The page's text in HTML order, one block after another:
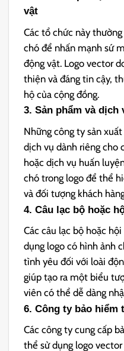
vật
Các tổ chức này
chó để nhấn mạnh sứ
động vật. Logo vector
thiện và đáng tin cậy,
hộ của cộng đồng.
3. Sản phẩm và dịch
Những công ty sản
dịch vụ dành riêng cho
hoặc dịch vụ huấn
chó trong logo để thể
và đối tượng khách
4. Câu lạc bộ hoặc
Các câu lạc bộ hoặc
dụng logo có hình ảnh
tình yêu đối với loài
giúp tạo ra một biểu
viên có thể dễ dàng
6. Công ty bảo hiểm
Các công ty cung cấp
thể sử dụng logo